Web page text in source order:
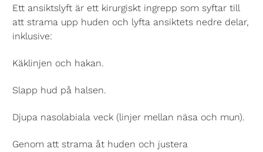
Ett ansiktslyft är ett kirurgiskt ingrepp som syftar till
att strama upp huden och lyfta ansiktets nedre delar,
inklusive:
Käklinjen och hakan.
Slapp hud på halsen.
Djupa nasolabiala veck (linjer mellan näsa och mun).
Genom att strama åt huden och justera